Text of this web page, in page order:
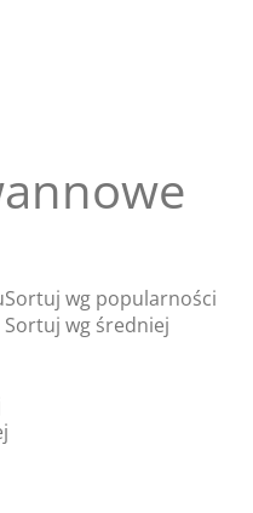
Sortuj wg popularności
Sortuj wg średniej